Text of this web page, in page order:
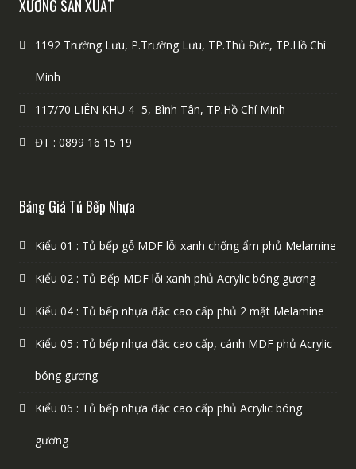
XƯỞNG SẢN XUẤT
1192 Trường Lưu, P.Trường Lưu, TP.Thủ Đức, TP.Hồ Chí
Minh
117/70 LIÊN KHU 4 -5, Bình Tân, TP.Hồ Chí Minh
ĐT : 0899 16 15 19
Bảng Giá Tủ Bếp Nhựa
Kiểu 01 : Tủ bếp gỗ MDF lỗi xanh chống ẩm phủ Melamine
Kiểu 02 : Tủ Bếp MDF lỗi xanh phủ Acrylic bóng gương
Kiểu 04 : Tủ bếp nhựa đặc cao cấp phủ 2 mặt Melamine
Kiểu 05 : Tủ bếp nhựa đặc cao cấp, cánh MDF phủ Acrylic
bóng gương
Kiểu 06 : Tủ bếp nhựa đặc cao cấp phủ Acrylic bóng
gương